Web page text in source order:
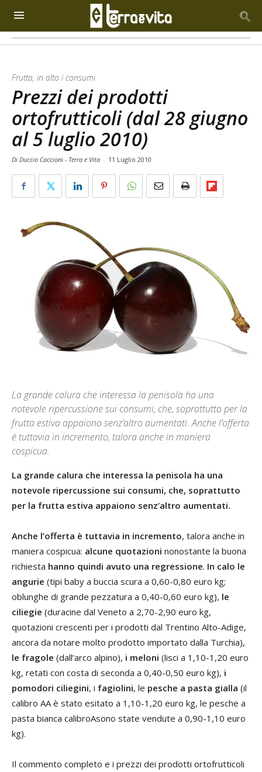
Frutta, in alto i consumi
Prezzi dei prodotti
ortofrutticoli (dal 28 giugno
al 5 luglio 2010)
Di Duccio Caccioni - Terra e Vita - 11 Luglio 2010
La grande calura che interessa la penisola ha una
notevole ripercussione sui consumi, che, soprattutto per la
frutta estiva appaiono senz’altro aumentati. Anche l’offerta
è tuttavia in incremento, talora anche in maniera
cospicua.
La grande calura che interessa la penisola ha una
notevole ripercussione sui consumi, che, soprattutto
per la frutta estiva appaiono senz’altro aumentati.
Anche l’offerta è tuttavia in incremento, talora anche in
maniera cospicua: alcune quotazioni nonostante la buona
richiesta hanno quindi avuto una regressione. In calo le
angurie (tipi baby a buccia scura a 0,60-0,80 euro kg;
oblunghe di grande pezzatura a 0,40-0,60 euro kg), le
ciliegie (duracine dal Veneto a 2,70-2,90 euro kg,
quotazioni crescenti per i prodotti dal Trentino Alto-Adige,
ancora da notare molto prodotto importato dalla Turchia),
le fragole (dall’arco alpino), i meloni (lisci a 1,10-1,20 euro
kg, retati con costa di seconda a 0,40-0,50 euro kg), i
pomodori ciliegini, i fagiolini, le pesche a pasta gialla (il
calibro AA è stato esitato a 1,10-1,20 euro kg, le pesche a
pasta bianca calibroAsono state vendute a 0,90-1,10 euro
kg).
Il commento completo e i prezzi dei prodotti ortofrutticoli